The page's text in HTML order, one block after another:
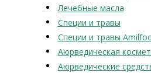
Лечебные масла
Специи и травы
Специи и травы
Аюрведическая
Аюрведические